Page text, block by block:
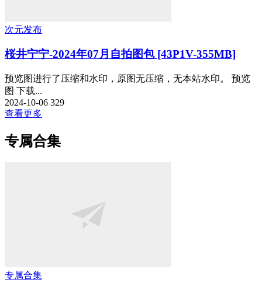
次元发布
桜井宁宁-2024年07月自拍图包 [43P1V-355MB]
预览图进行了压缩和水印，原图无压缩，无本站水印。 预览
图 下载...
2024-10-06 329
查看更多
专属合集
专属合集